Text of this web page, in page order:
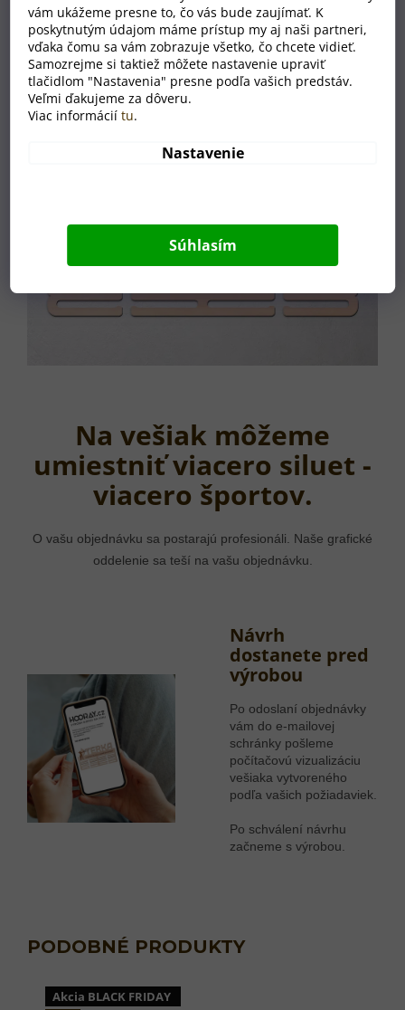
vám ukážeme presne to, čo vás bude zaujímať. K
poskytnutým údajom máme prístup my aj naši partneri,
vďaka čomu sa vám zobrazuje všetko, čo chcete vidieť.
Samozrejme si taktiež môžete nastavenie upraviť
tlačidlom "Nastavenia" presne podľa vašich predstáv.
Veľmi ďakujeme za dôveru.
Viac informáciítu.
Nastavenie
Súhlasím
Na vešiak môžeme
umiestniť viacero siluet -
viacero športov.
O vašu objednávku sa postarajú profesionáli. Naše grafické
oddelenie sa teší na vašu objednávku.
Návrh
dostanete pred
výrobou
Po odoslaní objednávky
vám do e-mailovej
schránky pošleme
počítačovú vizualizáciu
vešiaka vytvoreného
podľa vašich požiadaviek.
Po schválení návrhu
začneme s výrobou.
Akcia BLACK FRIDAY